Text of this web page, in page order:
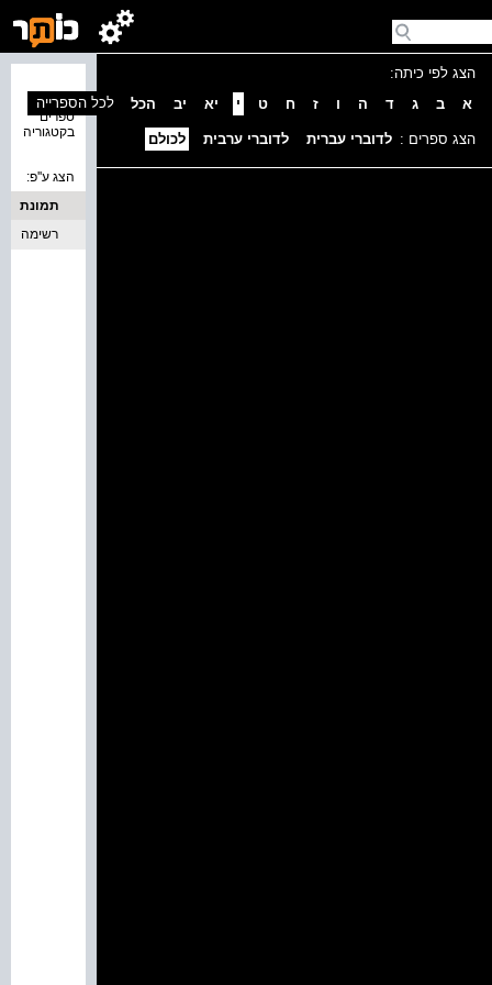
הצג לפי כיתה:
א
ב ג ד ה ו ז ח ט י יא יב הכל
הצג ספרים : לדוברי עברית לדוברי ערבית לכולם
ספרים
בקטגוריה
לכל הספרייה
הצג ע''פ:
תמונת
כריכה
רשימה